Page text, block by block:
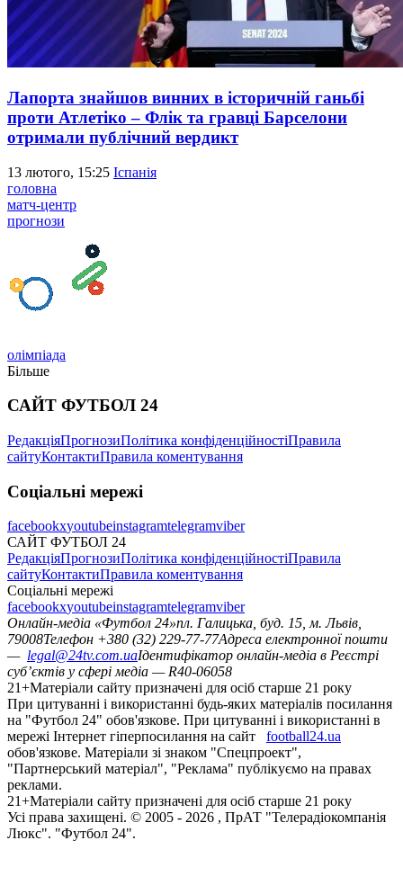
Лапорта знайшов винних в історичній ганьбі
проти Атлетіко – Флік та гравці Барселони
отримали публічний вердикт
13 лютого, 15:25 Іспанія
головна
матч-центр
прогнози
олімпіада
Більше
САЙТ ФУТБОЛ 24
РедакціяПрогнозиПолітика конфіденційностіПравила
сайтуКонтактиПравила коментування
Соціальні мережі
facebookxyoutubeinstagramtelegramviber
САЙТ ФУТБОЛ 24
РедакціяПрогнозиПолітика конфіденційностіПравила
сайтуКонтактиПравила коментування
Соціальні мережі
facebookxyoutubeinstagramtelegramviber
Онлайн-медіа «Футбол 24»пл. Галицька, буд. 15, м. Львів,
79008Телефон +380 (32) 229-77-77Адреса електронної пошти
— legal@24tv.com.uaІдентифікатор онлайн-медіа в Реєстрі
суб’єктів у сфері медіа — R40-06058
21+Матеріали сайту призначені для осіб старше 21 року
При цитуванні і використанні будь-яких матеріалів посилання
на "Футбол 24" обов'язкове. При цитуванні і використанні в
мережі Інтернет гіперпосилання на сайт
football24.ua
обов'язкове. Матеріали зі знаком "Спецпроект",
"Партнерський матеріал", "Реклама" публікуємо на правах
реклами.
21+Матеріали сайту призначені для осіб старше 21 року
Усi права захищенi. © 2005 - 2026 , ПрАТ "Телерадіокомпанія
Люкс". "Футбол 24".